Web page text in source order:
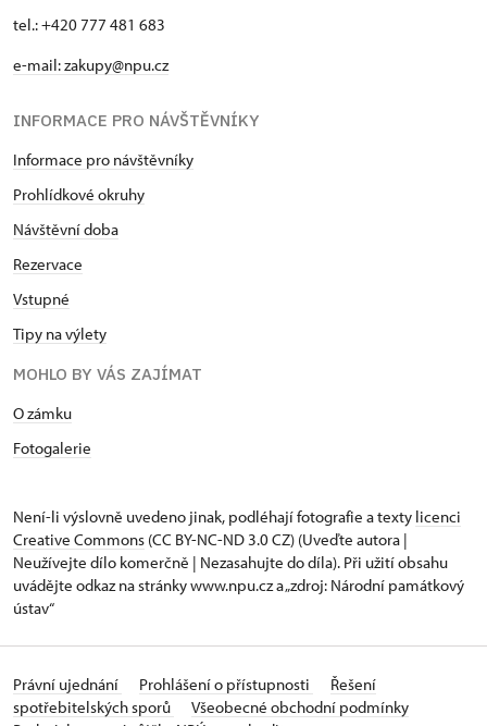
tel.: +420 777 481 683
e-mail: zakupy@npu.cz
INFORMACE PRO NÁVŠTĚVNÍKY
Informace pro návštěvníky
Prohlídkové okruhy
Návštěvní doba
Rezervace
Vstupné
Tipy na výlety
MOHLO BY VÁS ZAJÍMAT
O zámku
Fotogalerie
Není-li výslovně uvedeno jinak, podléhají fotografie a texty licenci
Creative Commons (CC BY-NC-ND 3.0 CZ) (Uveďte autora |
Neužívejte dílo komerčně | Nezasahujte do díla). Při užití obsahu
uvádějte odkaz na stránky www.npu.cz a „zdroj: Národní památkový
ústav“
Právní ujednání Prohlášení o přístupnosti
Řešení
spotřebitelských sporů
Všeobecné obchodní podmínky